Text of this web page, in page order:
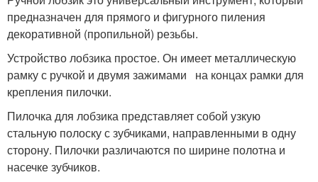
предназначен для прямого и фигурного пиления
декоративной (пропильной) резьбы.
Устройство лобзика простое. Он имеет ме­таллическую
рамку с ручкой и двумя зажимами на концах рамки для
крепления пилочки.
Пилочка для лобзика представляет собой узкую
стальную по­лоску с зубчиками, направленными в одну
сторону. Пилочки различаются по ширине полотна и
насечке зубчиков.